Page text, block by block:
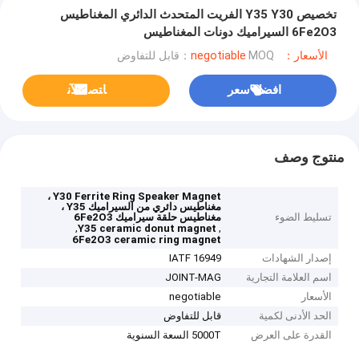
تخصيص Y35 Y30 الفريت المتحدث الدائري المغناطيس
6Fe2O3 السيراميك دونات المغناطيس
الأسعار：negotiable MOQ：قابل للتفاوض
افضل سعر ﺎﺘﺼﻟ ﺍﻶﻧ
منتوج وصف
تسليط الضوء
Y30 Ferrite Ring Speaker Magnet ،
مغناطيس دائري من السيراميك Y35 ،
مغناطيس حلقة سيراميك 6Fe2O3
,
Y35 ceramic donut magnet
,
6Fe2O3 ceramic ring magnet
إصدار الشهادات
IATF 16949
اسم العلامة التجارية
JOINT-MAG
الأسعار
negotiable
الحد الأدنى لكمية
قابل للتفاوض
القدرة على العرض
5000T السعة السنوية